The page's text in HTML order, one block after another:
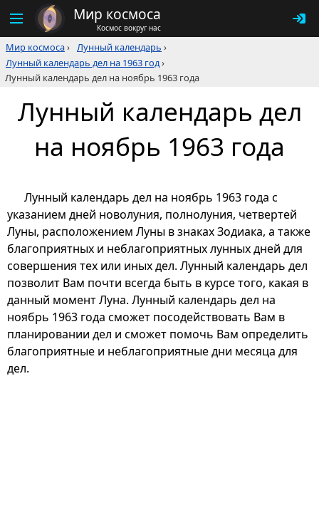
Мир космоса
Космос вокруг нас
Мир космоса› Лунный календарь ›
Лунный календарь дел на 1963 год›
Лунный календарь дел на ноябрь 1963 года
Лунный календарь дел
на ноябрь 1963 года
Лунный календарь дел на ноябрь 1963 года с
указанием дней новолуния, полнолуния, четвертей
Луны, расположением Луны в знаках Зодиака, а также
благоприятных и неблагоприятных лунных дней для
совершения тех или иных дел. Лунный календарь дел
позволит Вам почти всегда быть в курсе того, какая в
данный момент Луна. Лунный календарь дел на
ноябрь 1963 года сможет посодействовать Вам в
планировании дел и сможет помочь Вам определить
благоприятные и неблагоприятные дни месяца для
дел.